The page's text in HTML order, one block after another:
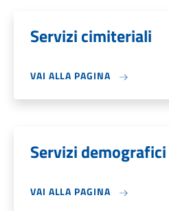
Servizi cimiteriali
VAI ALLA PAGINA
Servizi demografici
VAI ALLA PAGINA